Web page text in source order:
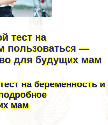
тест на
пользоваться —
для будущих мам
на беременность и
мам